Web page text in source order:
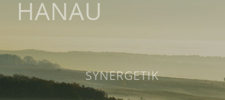
HANAU
SYNERGETIK